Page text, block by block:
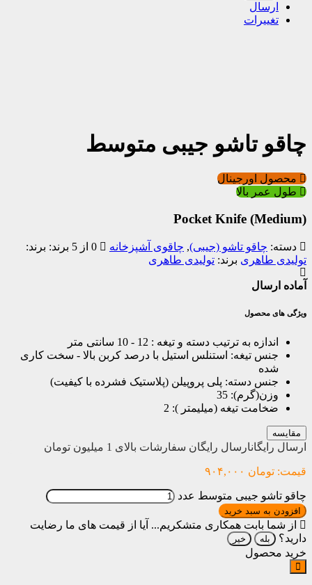
ارسال
تغییرات
چاقو تاشو جیبی متوسط
محصول اورجینال
طول عمر بالا
Pocket Knife (Medium)
دسته: چاقو تاشو (جیبی), چاقوی آشپزخانه 0 از 5
برند:
تولیدی طاهری برند: تولیدی طاهری
آماده ارسال
ویژگی های محصول
اندازه به ترتیب دسته و تیغه :
جنس تیغه: استنلس استیل با درصد کربن بالا - سخت کاری
شده
جنس دسته: پلی پروپیلن (پلاستیک فشرده با کیفیت)
وزن(گرم):
ضخامت تیغه (میلیمتر ):
مقایسه
ارسال رایگانارسال رایگان سفارشات بالای 1 میلیون تومان
قیمت: تومان
چاقو تاشو جیبی متوسط عدد
افزودن به سبد خرید
از شما بابت همکاری متشکریم... آیا از قیمت های ما رضایت
دارید؟
بله خیر
خرید محصول